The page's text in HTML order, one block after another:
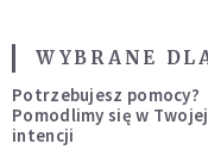
WYBRANE
Potrzebujesz pomocy?
Pomodlimy się w Twojej
intencji